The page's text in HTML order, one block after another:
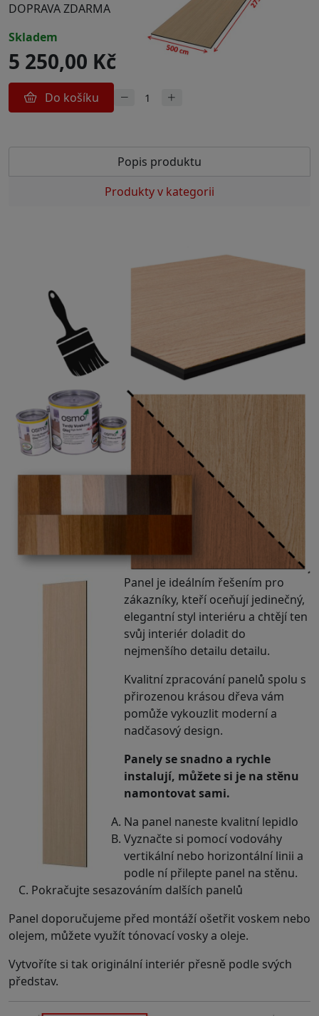
DOPRAVA ZDARMA
skladem
5 250,00 Kč
Do košíku
Popis produktu
Produkty v kategorii
Panel je ideálním řešením pro
zákazníky, kteří oceňují jedinečný,
elegantní styl interiéru a chtějí ten
svůj interiér doladit do
nejmenšího detailu detailu.
Kvalitní zpracování panelů spolu s
přirozenou krásou dřeva vám
pomůže vykouzlit moderní a
nadčasový design.
Panely se snadno a rychle
instalují, můžete si je na stěnu
namontovat sami.
Na panel naneste kvalitní lepidlo
Vyznačte si pomocí vodováhy
vertikální nebo horizontální linii a
podle ní přilepte panel na stěnu.
Pokračujte sesazováním dalších panelů
Panel doporučujeme před montáží ošetřit voskem nebo
olejem, můžete využít tónovací vosky a oleje.
Vytvoříte si tak originální interiér přesně podle svých
představ.